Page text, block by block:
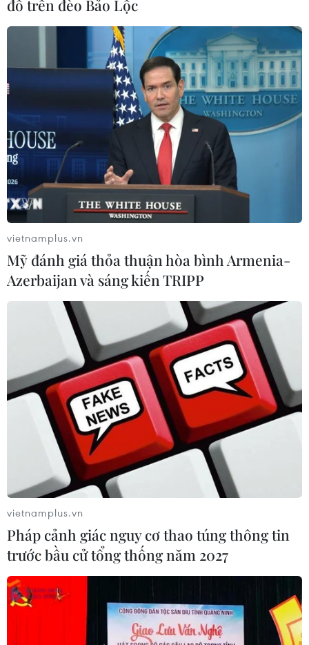
đổ trên đèo Bảo Lộc
vietnamplus.vn
Mỹ đánh giá thỏa thuận hòa bình Armenia-
Azerbaijan và sáng kiến TRIPP
vietnamplus.vn
Pháp cảnh giác nguy cơ thao túng thông tin
trước bầu cử tổng thống năm 2027